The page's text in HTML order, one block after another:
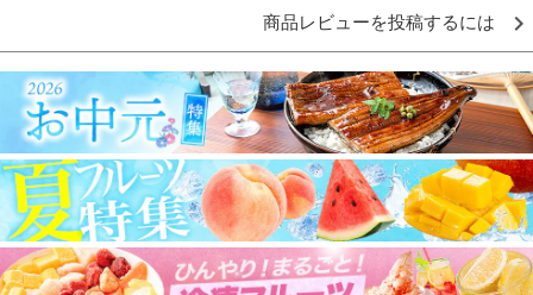
商品レビューを投稿するには